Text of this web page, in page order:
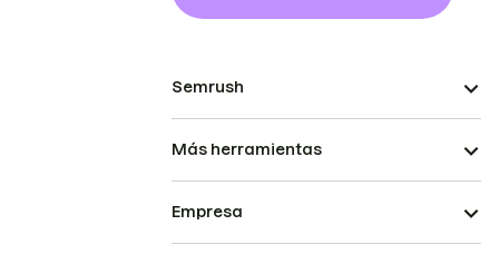
Semrush
Más herramientas
Empresa